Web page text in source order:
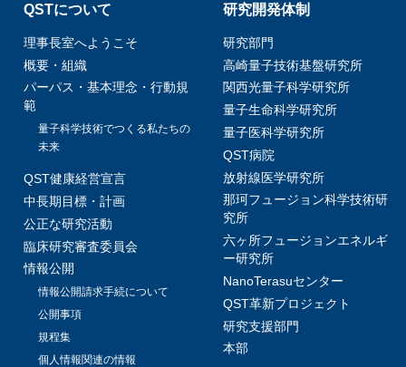
QSTについて
理事長室へようこそ
概要・組織
パーパス・基本理念・行動規
範
量子科学技術でつくる私たちの
未来
QST健康経営宣言
中長期目標・計画
公正な研究活動
臨床研究審査委員会
情報公開
情報公開請求手続について
公開事項
規程集
個人情報関連の情報
研究開発体制
研究部門
高崎量子技術基盤研究所
関西光量子科学研究所
量子生命科学研究所
量子医科学研究所
QST病院
放射線医学研究所
那珂フュージョン科学技術研
究所
六ヶ所フュージョンエネルギ
ー研究所
NanoTerasuセンター
QST革新プロジェクト
研究支援部門
本部